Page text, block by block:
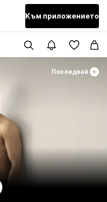
Към приложението
Последвай